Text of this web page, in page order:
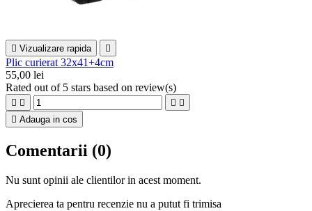
 Vizualizare rapida 
Plic curierat 32x41+4cm
55,00 lei
Rated out of 5 stars based on review(s)
   
 Adauga in cos
Comentarii (0)
Nu sunt opinii ale clientilor in acest moment.
Aprecierea ta pentru recenzie nu a putut fi trimisa